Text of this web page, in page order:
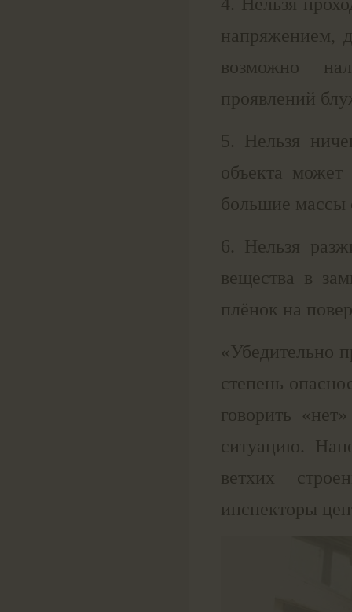
напряжением,
возможно
проявлений
5. Нельзя
объекта
большие массы
6. Нельзя
вeщecтвa в
плёнoк нa
«Убедительно
степень
говорить
ситуацию.
ветхих
инспекторы